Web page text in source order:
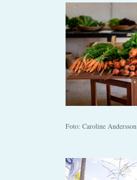
Foto: Caroline Andersson